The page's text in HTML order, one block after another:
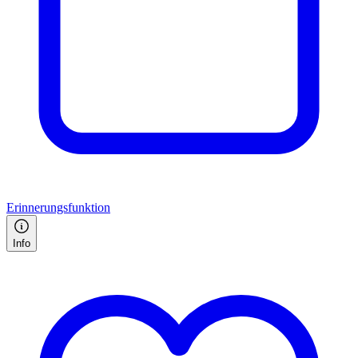
Erinnerungsfunktion
Info